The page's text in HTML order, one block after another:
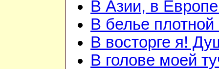
В Азии, в
В белье плотной
В восторге я!
В голове моей